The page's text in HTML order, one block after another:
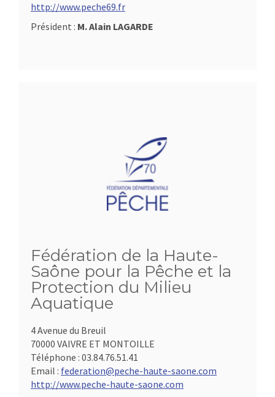
http://www.peche69.fr
Président : M. Alain LAGARDE
Fédération de la Haute-
Saône pour la Pêche et la
Protection du Milieu
Aquatique
4 Avenue du Breuil
70000 VAIVRE ET MONTOILLE
Téléphone : 03.84.76.51.41
Email : federation@peche-haute-saone.com
http://www.peche-haute-saone.com